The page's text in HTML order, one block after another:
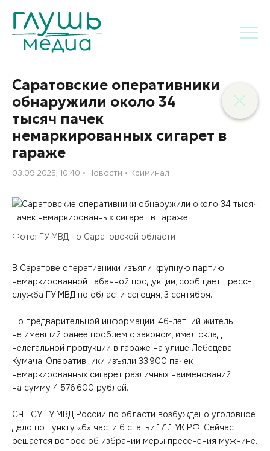
Саратовские оперативники
обнаружили около 34
тысяч пачек
немаркированных сигарет в
гараже
03.09.2025, 10:40 Новости Криминал
Фото: ГУ МВД по Саратовской области
В Саратове оперативники изъяли крупную партию
немаркированной табачной продукции, сообщает пресс-
служба ГУ МВД по области сегодня, 3 сентября.
По предварительной информации, 46-летний житель,
не имевший ранее проблем с законом, имел склад
нелегальной продукции в гараже на улице Лебедева-
Кумача. Оперативники изъяли 33 900 пачек
немаркированных сигарет различных наименований
на сумму 4 576 600 рублей.
СЧ ГСУ ГУ МВД России по области возбуждено уголовное
дело по пункту «б» части 6 статьи 171.1 УК РФ. Сейчас
решается вопрос об избрании меры пресечения мужчине.